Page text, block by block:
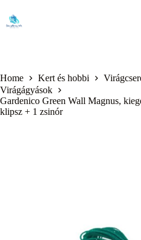
content
Home Kert és hobbi
Virágágyások
Gardenico Green Wall Magnus,
klipsz + 1 zsinór